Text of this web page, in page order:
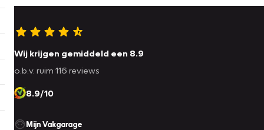
Wij krijgen gemiddeld een 8.9
o.b.v. ruim 116 reviews
8.9/10
Mijn Vakgarage